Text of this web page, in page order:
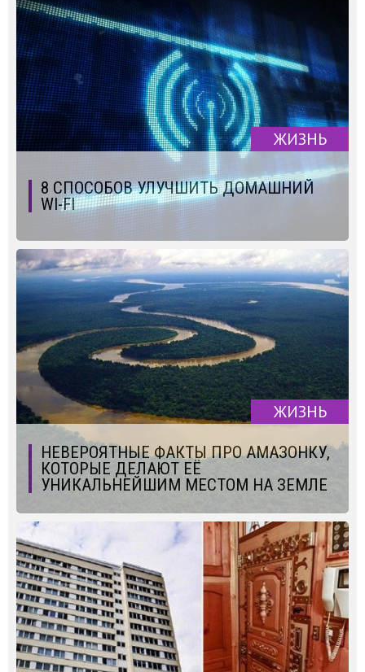
ЖИЗНЬ
8 СПОСОБОВ УЛУЧШИТЬ ДОМАШНИЙ
WI-FI
ЖИЗНЬ
НЕВЕРОЯТНЫЕ ФАКТЫ ПРО АМАЗОНКУ,
КОТОРЫЕ ДЕЛАЮТ ЕЁ
УНИКАЛЬНЕЙШИМ МЕСТОМ НА ЗЕМЛЕ